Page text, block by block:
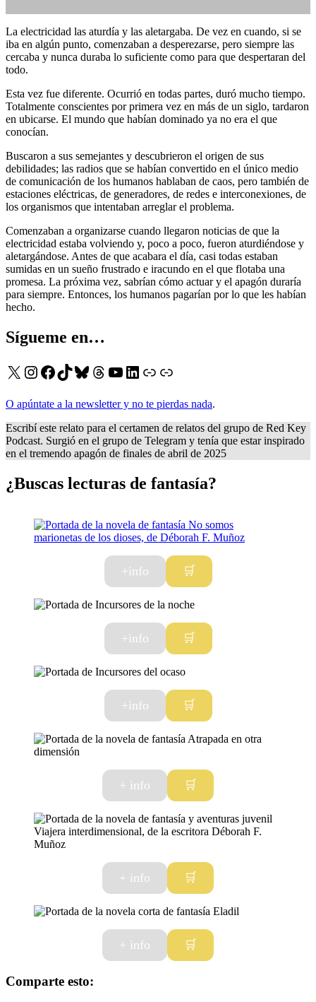
relatos cortos, relatos
de fantasía
comentarios
La electricidad las aturdía y las aletargaba. De vez en cuando, si se
iba en algún punto, comenzaban a desperezarse, pero siempre las
cercaba y nunca duraba lo suficiente como para que despertaran del
todo.
Esta vez fue diferente. Ocurrió en todas partes, duró mucho tiempo.
Totalmente conscientes por primera vez en más de un siglo, tardaron
en ubicarse. El mundo que habían dominado ya no era el que
conocían.
Buscaron a sus semejantes y descubrieron el origen de sus
debilidades; las radios que se habían convertido en el único medio
de comunicación de los humanos hablaban de caos, pero también de
estaciones eléctricas, de generadores, de redes e interconexiones, de
los organismos que intentaban arreglar el problema.
Comenzaban a organizarse cuando llegaron noticias de que la
electricidad estaba volviendo y, poco a poco, fueron aturdiéndose y
aletargándose. Antes de que acabara el día, casi todas estaban
sumidas en un sueño frustrado e iracundo en el que flotaba una
promesa. La próxima vez, sabrían cómo actuar y el apagón duraría
para siempre. Entonces, los humanos pagarían por lo que les habían
hecho.
Sígueme en…
X Instagram
Facebook
TikTok
Bluesky
Threads
YouTube
LinkedIn
EnlaceEnlace
O apúntate a la newsletter y no te pierdas nada.
Escribí este relato para el certamen de relatos del grupo de Red Key
Podcast. Surgió en el grupo de Telegram y tenía que estar inspirado
en el tremendo apagón de finales de abril de 2025
¿Buscas lecturas de fantasía?
+info 🛒
+info 🛒
+info 🛒
+ info 🛒
+ info 🛒
+ info 🛒
Comparte esto: